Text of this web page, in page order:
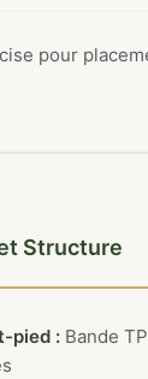
pour
Structure
pied : Bande